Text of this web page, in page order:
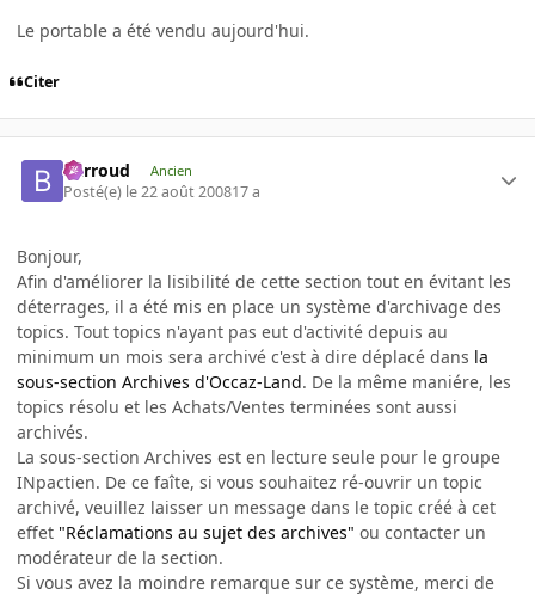
Le portable a été vendu aujourd'hui.
Citer
Barroud Ancien
Posté(e) le 22 août 200817 a
Bonjour,
Afin d'améliorer la lisibilité de cette section tout en évitant les
déterrages, il a été mis en place un système d'archivage des
topics. Tout topics n'ayant pas eut d'activité depuis au
minimum un mois sera archivé c'est à dire déplacé dans la
sous-section Archives d'Occaz-Land. De la même maniére, les
topics résolu et les Achats/Ventes terminées sont aussi
archivés.
La sous-section Archives est en lecture seule pour le groupe
INpactien. De ce faîte, si vous souhaitez ré-ouvrir un topic
archivé, veuillez laisser un message dans le topic créé à cet
effet "Réclamations au sujet des archives" ou contacter un
modérateur de la section.
Si vous avez la moindre remarque sur ce système, merci de